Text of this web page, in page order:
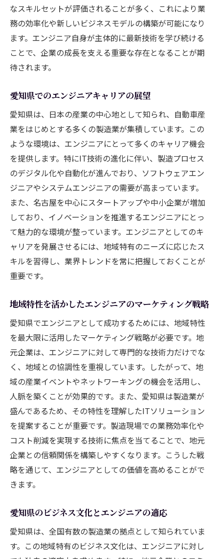
地域企業とのコラボレーションのメリット
成功事例から学ぶコラボレーション戦略
エンジニアと企業の相互成長を促す環境作
り
コラボレーションプロセスの効果的な進め
地元企業が求めるエンジニアの活用法
エンジニアによる地元企業支援の可能性
最新技術の取り入れ方がエンジニアの未来を切
り開く
技術トレンドの把握と学び方
最新技術を活用したプロジェクト事例
エンジニアが考える将来の技術予測
技術革新がエンジニアにもたらす影響
最新技術導入のタイミングとポイント
エンジニアの未来を変える技術の可能性
エンジニアを目指すには知っておくべき愛知の
成功要素
愛知でのエンジニア成功ストーリー
キャリア構築に役立つ愛知の資源活用法
地域ネットワークを活用した成功例
愛知県の教育機関とエンジニア育成
エンジニアが知っておくべき地域の特性
名古屋での業務効率化とDX推進を支えるエンジ
ニア
DX推進におけるエンジニアの役割と貢献
現場でのDXプロジェクトの進め方
エンジニアリングによる業務改善事例
エンジニアが推進する業務効率化の未来
エンジニアリングが愛知県企業の成長を支援す
る方法
なスキルセットが評価されることが多く、これにより業
務の効率化や新しいビジネスモデルの構築が可能になり
ます。エンジニア自身が主体的に最新技術を学び続ける
ことで、企業の成長を支える重要な存在となることが期
待されます。
愛知県でのエンジニアキャリアの展望
愛知県は、日本の産業の中心地として知られ、自動車産
業をはじめとする多くの製造業が集積しています。この
ような環境は、エンジニアにとって多くのキャリア機会
を提供します。特にIT技術の進化に伴い、製造プロセス
のデジタル化や自動化が進んでおり、ソフトウェアエン
ジニアやシステムエンジニアの需要が高まっています。
また、名古屋を中心にスタートアップや中小企業が増加
しており、イノベーションを推進するエンジニアにとっ
て魅力的な環境が整っています。エンジニアとしてのキ
ャリアを発展させるには、地域特有のニーズに応じたス
キルを習得し、業界トレンドを常に把握しておくことが
重要です。
地域特性を活かしたエンジニアのマーケティング戦略
愛知県でエンジニアとして成功するためには、地域特性
を最大限に活用したマーケティング戦略が必要です。地
元企業は、エンジニアに対して専門的な技術力だけでな
く、地域との協調性を重視しています。したがって、地
域の産業イベントやネットワーキングの機会を活用し、
人脈を築くことが効果的です。また、愛知県は製造業が
盛んであるため、その特性を理解したITソリューション
を提案することが重要です。製造現場での業務効率化や
コスト削減を実現する技術に焦点を当てることで、地元
企業との信頼関係を構築しやすくなります。こうした戦
略を通じて、エンジニアとしての価値を高めることがで
きます。
愛知県のビジネス文化とエンジニアの適応
愛知県は、全国有数の製造業の拠点として知られていま
す。この地域特有のビジネス文化は、エンジニアに対し